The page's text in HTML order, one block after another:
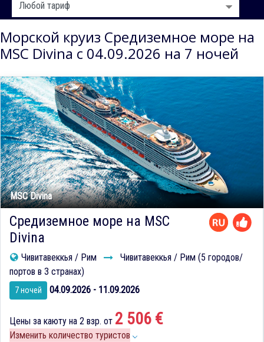
Морской круиз Средиземное море на
MSC Divina с 04.09.2026 на 7 ночей
MSC Divina
Средиземное море на MSC
Divina
Чивитавеккья / Рим
Чивитавеккья / Рим (5 городов/
портов в 3 странах)
7 ночей 04.09.2026 - 11.09.2026
Цены за каюту на 2 взр. от 2 506 €
Изменить количество туристов